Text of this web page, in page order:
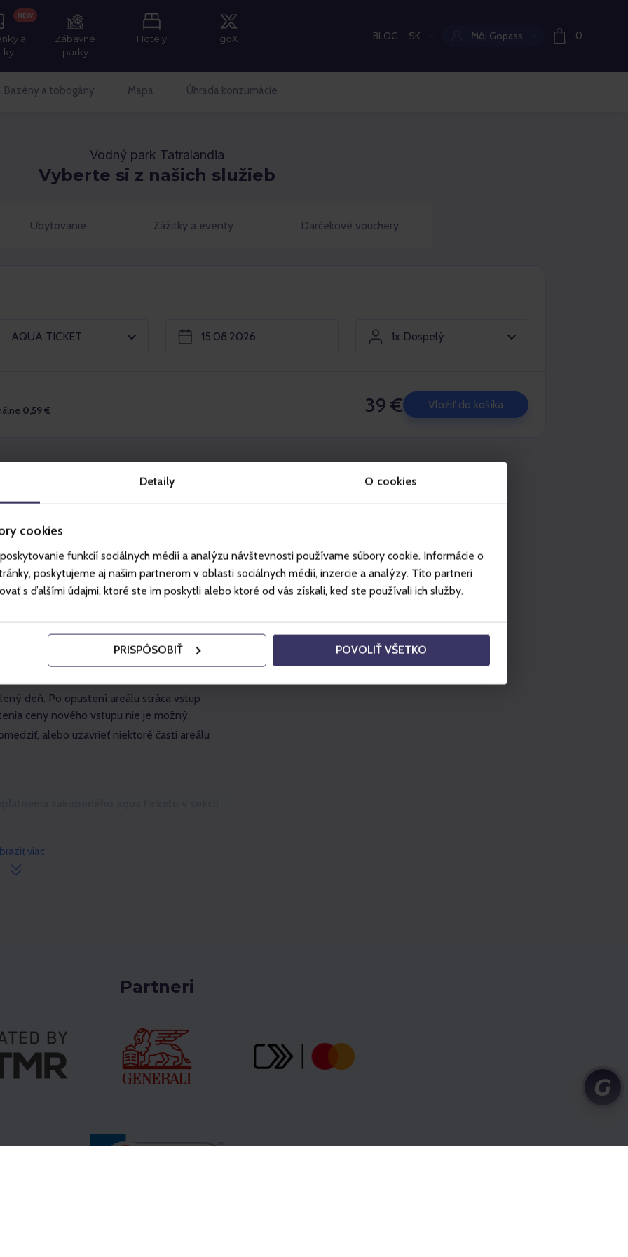
Detaily O cookies
cookies
funkcií sociálnych médií a analýzu návštevnosti používame súbory cookie. Informácie o
poskytujeme aj našim partnerom v oblasti sociálnych médií, inzercie a analýzy. Títo partneri
s ďalšími údajmi, ktoré ste im poskytli alebo ktoré od vás získali, keď ste používali ich služby.
PRISPÔSOBIŤ POVOLIŤ VŠETKO
a
NEW
Zábavné
parky
Hotely goX BLOG Aktuální jazyk:
SK Môj Gopass 0
Bazény a tobogány Mapa Úhrada konzumácie
Vodný park Tatralandia
Vyberte si z našich služieb
Ubytovanie Zážitky a eventy Darčekové vouchery
AQUA TICKET 1x Dospelý
0,59 € 39 € Vložiť do košíka
a atrakcií ako aj prevádzkovú dobu
.
(bazény a tobogany).
2 termálne bazény (z toho 8
toboganov.
len na pokladni Vodného parku.
Celtic za doplatok na mieste: 16 €
deň. Po opustení areálu stráca vstup
ceny nového vstupu nie je možný.
alebo uzavrieť niektoré časti areálu
kociek získate k vstupu do Tatralandie
dokladom o zakúpenom aqua
viac
Vodný park Tatralandia
Partneri